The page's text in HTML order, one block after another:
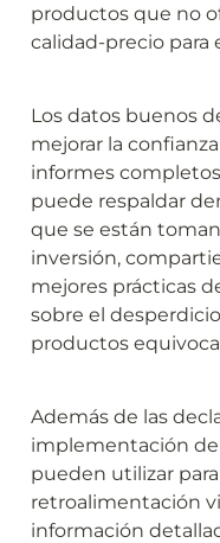
productos que no
calidad-precio
Los datos buenos
mejorar la
informes
puede respaldar
que se están
inversión,
mejores prácticas
sobre el
productos
Además de las
implementación de
pueden utilizar
retroalimentación
información